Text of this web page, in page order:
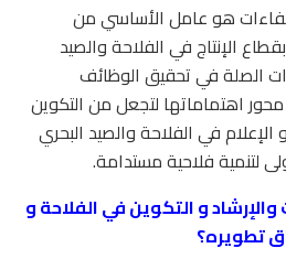
هو عامل الأساسي من
الإنتاج في الفلاحة والصيد
الصلة في تحقيق الوظائف
اهتماماتها لتجعل من التكوين
الإعلام في الفلاحة والصيد البحري
لتنمية فلاحية مستدامة.
و التكوين في الفلاحة و
تطويره؟